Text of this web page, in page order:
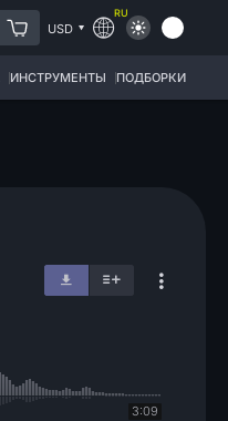
USD
RU
ИНСТРУМЕНТЫ ПОДБОРКИ
3:09